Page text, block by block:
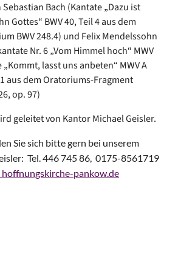
Bach (Kantate „Dazu ist
Gottes“ BWV 40, Teil 4 aus dem
BWV 248.4) und Felix Mendelssohn
Nr. 6 „Vom Himmel hoch“ MWV
lasst uns anbeten“ MWV A
aus dem Oratoriums-Fragment
op. 97)
geleitet von Kantor Michael Geisler.
Sie sich bitte gern bei unserem
Tel. 446 745 86, 0175-8561719
hoffnungskirche-pankow.de